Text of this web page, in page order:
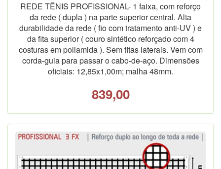
REDE TÊNIS PROFISSIONAL- 1 faixa, com reforço
da rede ( dupla ) na parte superior central. Alta
durabilidade da rede ( fio com tratamento anti-UV ) e
da fita superior ( couro sintético reforçado com 4
costuras em poliamida ). Sem fitas laterais. Vem com
corda-guia para passar o cabo-de-aço. Dimensões
oficiais: 12,85x1,00m; malha 48mm.
839,00